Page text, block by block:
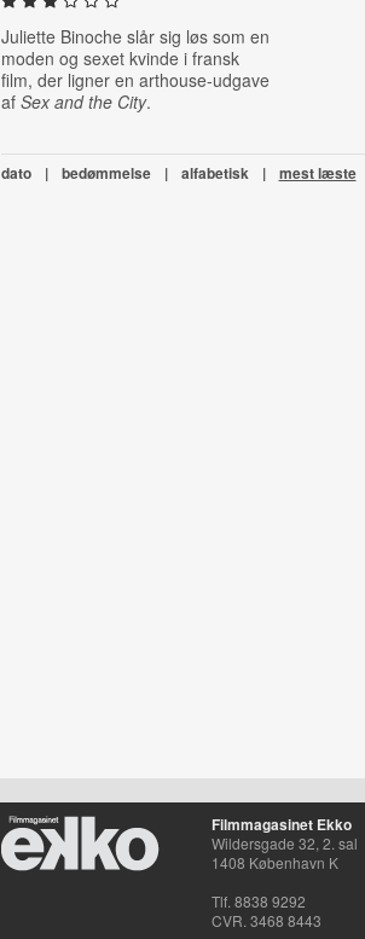
Juliette Binoche slår sig løs som en
moden og sexet kvinde i fransk
film, der ligner en arthouse-udgave
af Sex and the City.
dato | bedømmelse | alfabetisk | mest læste
Filmmagasinet Ekko
Wildersgade 32, 2. sal
1408 København K
Tlf. 8838 9292
CVR. 3468 8443